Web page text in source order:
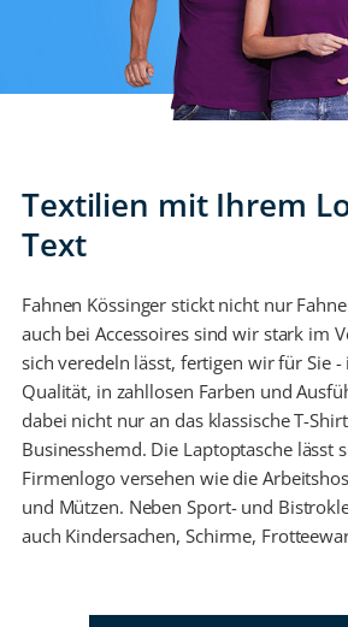
Textilien mit Ihrem
Text
Fahnen Kössinger stickt nicht nur
auch bei Accessoires sind wir stark im
sich veredeln lässt, fertigen wir für Sie
Qualität, in zahllosen Farben und
dabei nicht nur an das klassische T-
Businesshemd. Die Laptoptasche lässt
Firmenlogo versehen wie die
und Mützen. Neben Sport- und
auch Kindersachen, Schirme,